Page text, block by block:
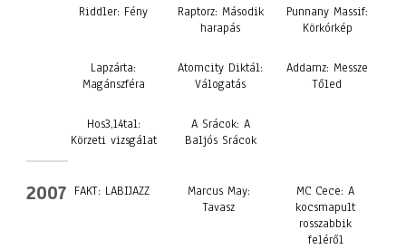
Riddler: Fény
Raptorz: Második
harapás
Punnany Massif:
Körkórkép
Lapzárta:
Magánszféra
Atomcity Diktál:
Válogatás
Addamz: Messze
Tőled
Hos3,14tal:
Körzeti vizsgálat
A Srácok: A
Baljós Srácok
2007 FAKT: LABIJAZZ
Marcus May:
Tavasz
MC Cece: A
kocsmapult
rosszabbik
feléről